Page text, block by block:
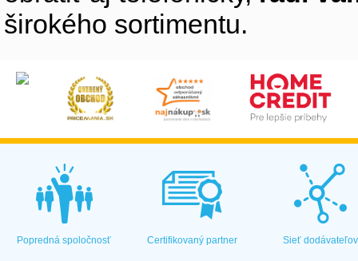
širokého sortimentu.
Popredná spoločnosť Certifikovaný partner Sieť dodávateľov